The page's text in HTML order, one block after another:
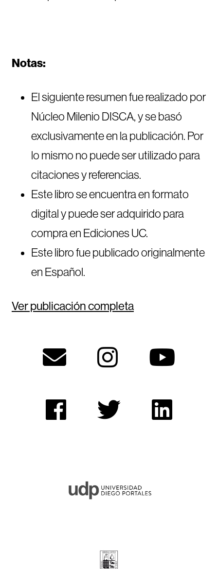
Notas:
El siguiente resumen fue realizado por
Núcleo Milenio DISCA, y se basó
exclusivamente en la publicación. Por
lo mismo no puede ser utilizado para
citaciones y referencias.
Este libro se encuentra en formato
digital y puede ser adquirido para
compra en Ediciones UC.
Este libro fue publicado originalmente
en Español.
Ver publicación completa